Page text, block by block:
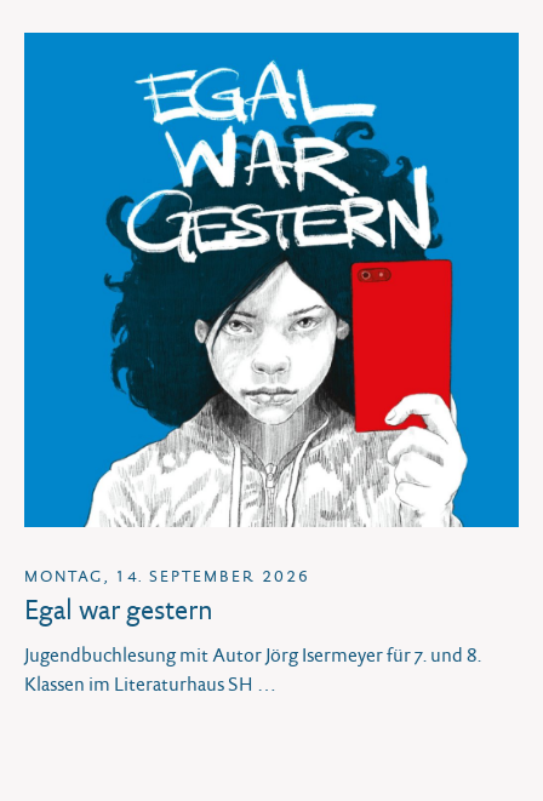
MONTAG, 14. SEPTEMBER 2026
Egal war gestern
Jugendbuchlesung mit Autor Jörg Isermeyer für 7. und 8.
Klassen im Literaturhaus SH